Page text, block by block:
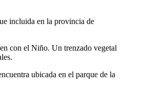
incluida en la provincia de
con el Niño. Un trenzado vegetal
ubicada en el parque de la